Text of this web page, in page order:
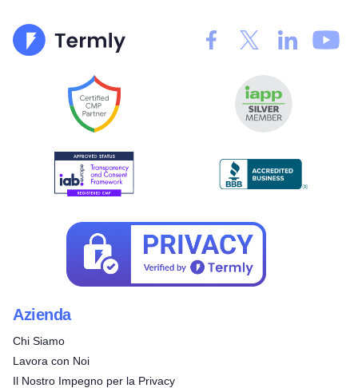
Azienda
Chi Siamo
Lavora con Noi
Il Nostro Impegno per la Privacy